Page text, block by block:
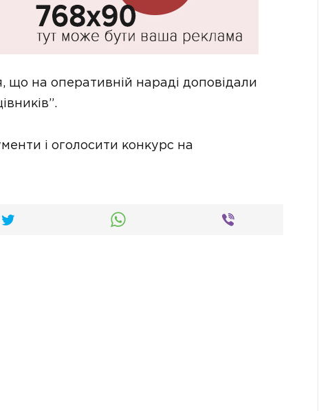
що на оперативній нараді доповідали
і оголосити конкурс на